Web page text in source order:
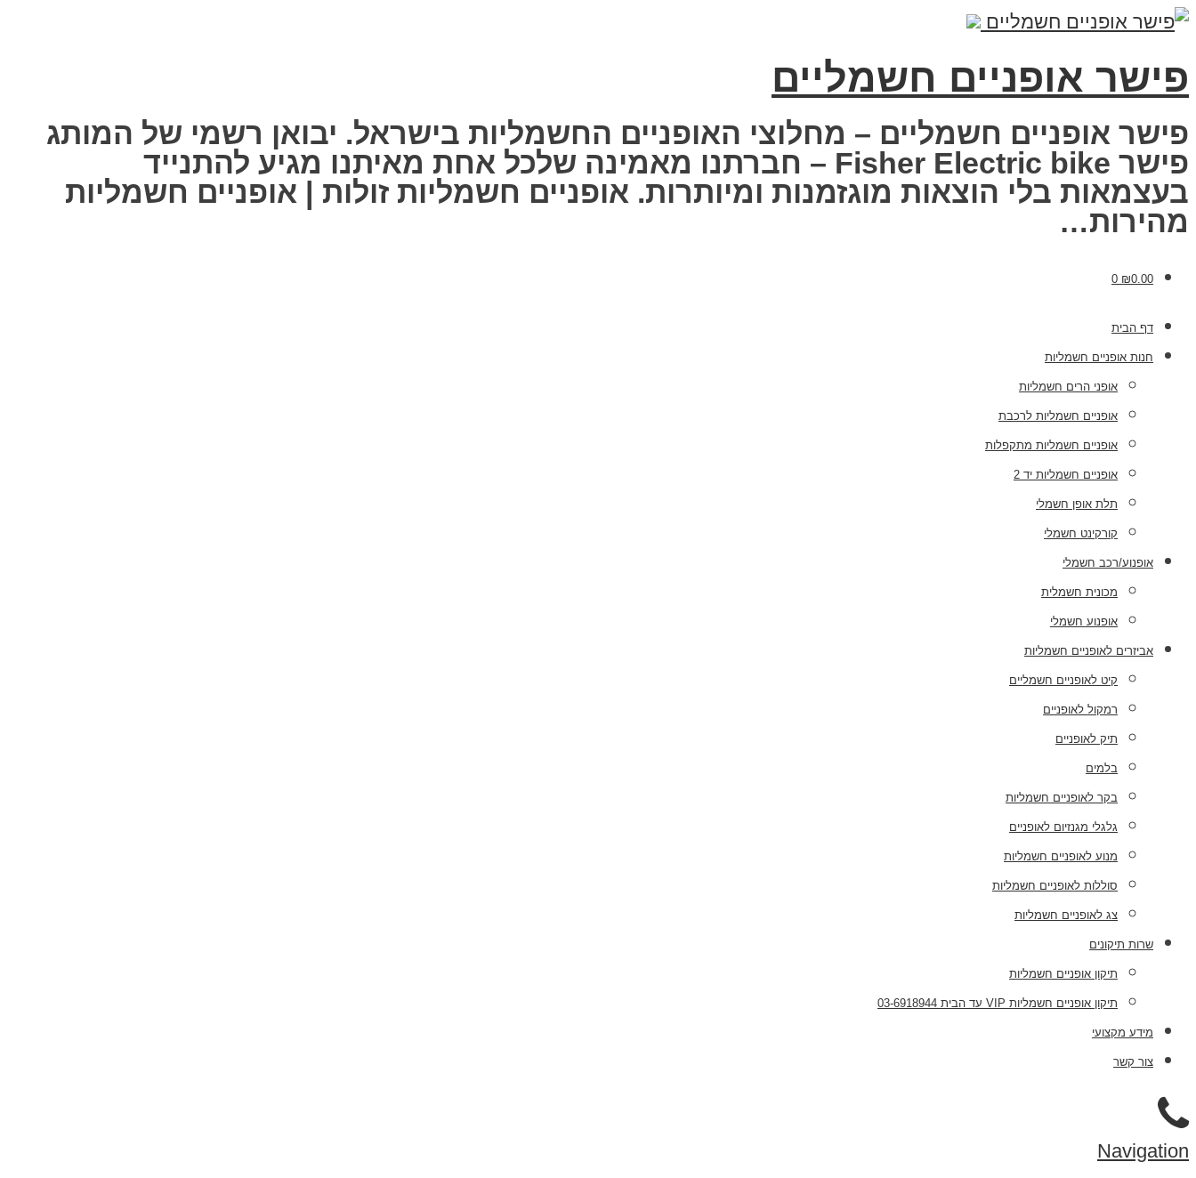
פישר אופניים חשמליים
פישר אופניים חשמליים – מחלוצי האופניים החשמליות בישראל. יבואן רשמי של המותג
פישר Fisher Electric bike – חברתנו מאמינה שלכל אחת מאיתנו מגיע להתנייד
בעצמאות בלי הוצאות מוגזמנות ומיותרות. אופניים חשמליות זולות | אופניים חשמליות
מהירות…
₪0.00
0
דף הבית
חנות אופניים חשמליות
אופני הרים חשמליות
אופניים חשמליות לרכבת
אופניים חשמליות מתקפלות
אופניים חשמליות יד 2
תלת אופן חשמלי
קורקינט חשמלי
אופנוע/רכב חשמלי
מכונית חשמלית
אופנוע חשמלי
אביזרים לאופניים חשמליות
קיט לאופניים חשמליים
רמקול לאופניים
תיק לאופניים
בלמים
בקר לאופניים חשמליות
גלגלי מגנזיום לאופניים
מנוע לאופניים חשמליות
סוללות לאופניים חשמליות
צג לאופניים חשמליות
שרות תיקונים
תיקון אופניים חשמליות
תיקון אופניים חשמליות VIP עד הבית 03-6918944
מידע מקצועי
צור קשר
Navigation